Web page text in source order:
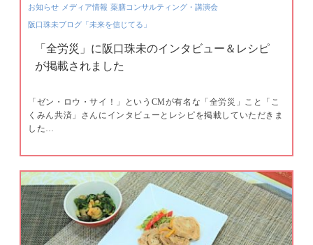
お知らせ メディア情報 薬膳コンサルティング・講演会
阪口珠未ブログ「未来を信じてる」
「全労災」に阪口珠未のインタビュー＆レシピ
が掲載されました
「ゼン・ロウ・サイ！」というCMが有名な「全労災」こと「こ
くみん共済」さんにインタビューとレシピを掲載していただきま
した…